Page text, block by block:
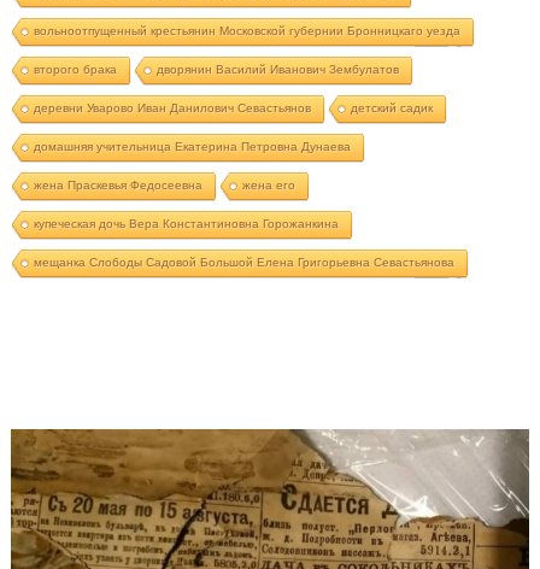
вольноотпущенный крестьянин Московской губернии Бронницкаго уезда
второго брака дворянин Василий Иванович Зембулатов
деревни Уварово Иван Данилович Севастьянов детский садик
домашняя учительница Екатерина Петровна Дунаева
жена Праскевья Федосеевна жена его
купеческая дочь Вера Константиновна Горожанкина
мещанка Слободы Садовой Большой Елена Григорьевна Севастьянова